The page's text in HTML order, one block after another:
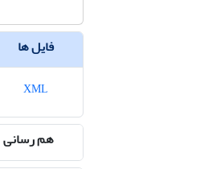
فایل ها
هم رسانی